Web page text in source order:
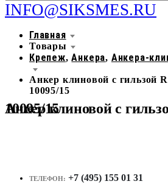
INFO@SIKSMES.RU
Главная
Товары
Крепеж,Анкера, Анкера-
Анкер клиновой с гильзой
10095/15
Анкер клиновой с гильзой R-HPTIIZF-10095/15
ТЕЛЕФОН: +7 (495) 155 01 31